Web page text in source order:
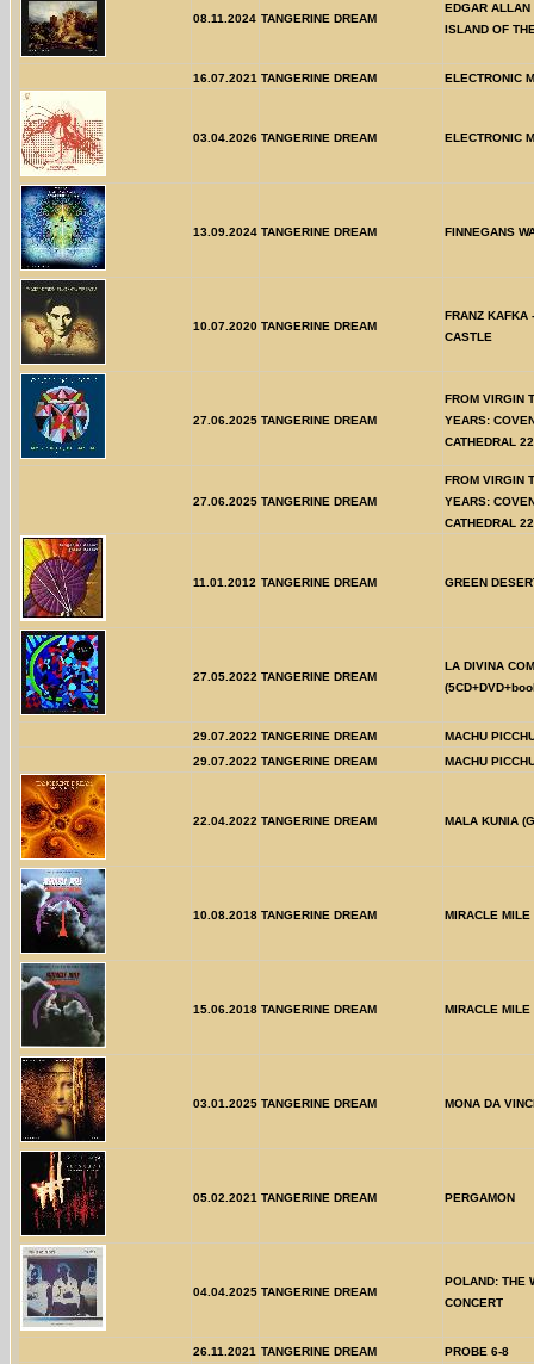
08.11.2024 TANGERINE DREAM
EDGAR ALLAN
ISLAND OF
16.07.2021 TANGERINE DREAM ELECTRONIC
03.04.2026 TANGERINE DREAM ELECTRONIC
13.09.2024 TANGERINE DREAM FINNEGANS
10.07.2020 TANGERINE DREAM
FRANZ KAFKA
CASTLE
27.06.2025 TANGERINE DREAM
FROM VIRGIN
YEARS:
CATHEDRAL
27.06.2025 TANGERINE DREAM
FROM VIRGIN
YEARS:
CATHEDRAL
11.01.2012 TANGERINE DREAM GREEN
27.05.2022 TANGERINE DREAM
LA DIVINA
29.07.2022 TANGERINE DREAM
MACHU
29.07.2022 TANGERINE DREAM MACHU
22.04.2022 TANGERINE DREAM MALA KUNIA
10.08.2018 TANGERINE DREAM MIRACLE MILE
15.06.2018 TANGERINE DREAM MIRACLE MILE
03.01.2025 TANGERINE DREAM MONA DA
05.02.2021 TANGERINE DREAM PERGAMON
04.04.2025 TANGERINE DREAM
POLAND: THE
CONCERT
26.11.2021 TANGERINE DREAM PROBE 6-8